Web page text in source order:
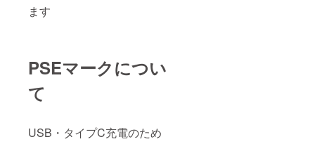
ます
PSEマークについ
て
USB・タイプC充電のため